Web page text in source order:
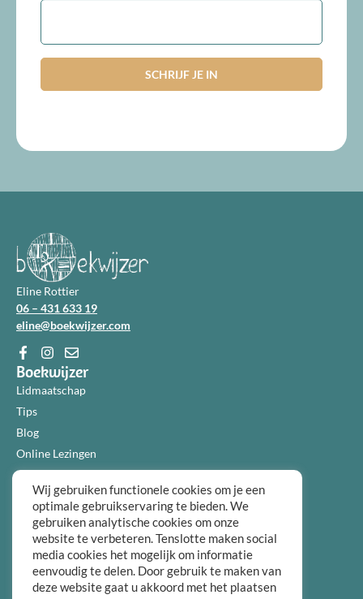
E-
Eline Rottier
06 – 431 633 19
eline@boekwijzer.com
Boekwijzer
Lidmaatschap
Tips
Blog
Online Lezingen
Diensten
Over ons
Informatie
Algemene voorwaarden
Privacybeleid
Over ons
FAQ
Wij gebruiken functionele cookies om je een
optimale gebruikservaring te bieden. We
gebruiken analytische cookies om onze
website te verbeteren. Tenslotte maken social
media cookies het mogelijk om informatie
eenvoudig te delen. Door gebruik te maken van
deze website gaat u akkoord met het plaatsen